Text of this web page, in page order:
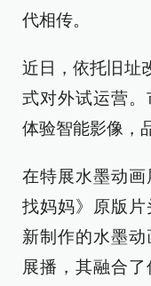
代相传。
近日，依托旧址
式对外试运营。
体验智能影像，
在特展水墨动
找妈妈》原版
新制作的水墨
展播，其融合